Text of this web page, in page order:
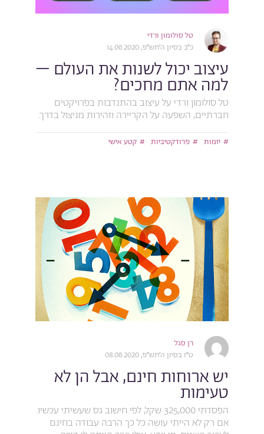
טל סולומון ורדי
כ״ב בסיון ה׳תש״פ, 14.06.2020
עיצוב יכול לשנות את העולם –
למה אתם מחכים?
טל סולומון ורדי על עיצוב בהתנדבות בפרויקטים
חברתיים, השפעה על הקריירה וזהירות מניצול בדרך.
יזמות פרודקטיביות קטע אישי
רן סגל
ט״ז בסיון ה׳תש״פ, 08.06.2020
יש ארוחות חינם, אבל הן לא
טעימות
הפסדתי 325,000 שקל, לפי חישוב גס שעשיתי עכשיו.
אם רק לא הייתי עושה כל כך הרבה עבודה בחינם